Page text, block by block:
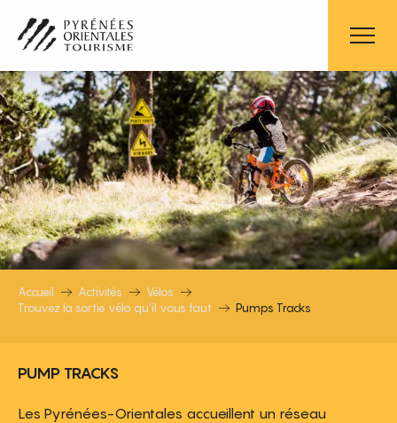
contenu
principal
Accueil Activités
Vélos
Trouvez la sortie vélo qu’il vous faut
Pumps Tracks
PUMP TRACKS
PUMPS TRACKS
Les Pyrénées-Orientales accueillent un réseau